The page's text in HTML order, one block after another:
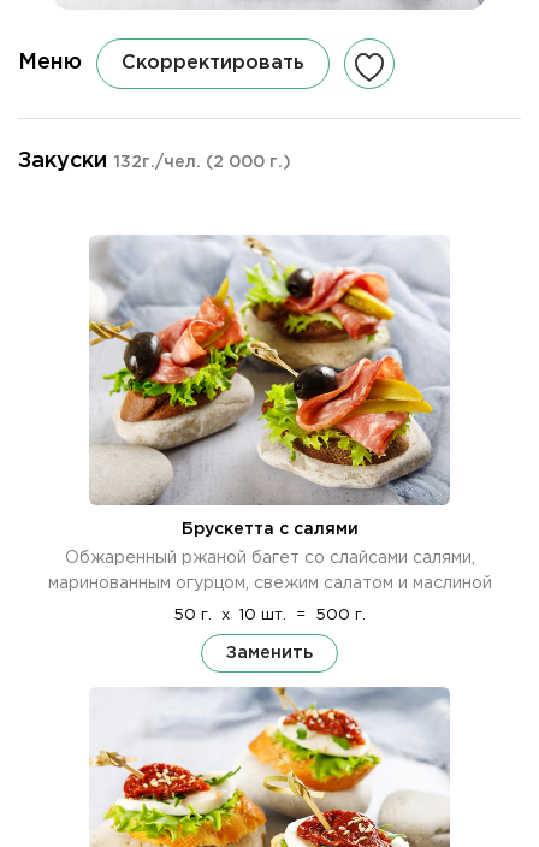
Меню Скорректировать
Закуски 132г./чел. (2 000 г.)
Брускетта с салями
Обжаренный ржаной багет со слайсами салями,
маринованным огурцом, свежим салатом и маслиной
50 г. x 10 шт. = 500 г.
Заменить